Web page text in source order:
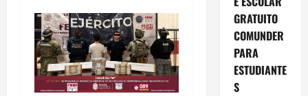
GRATUITO
COMUNDER
PARA
ESTUDIANTE
S